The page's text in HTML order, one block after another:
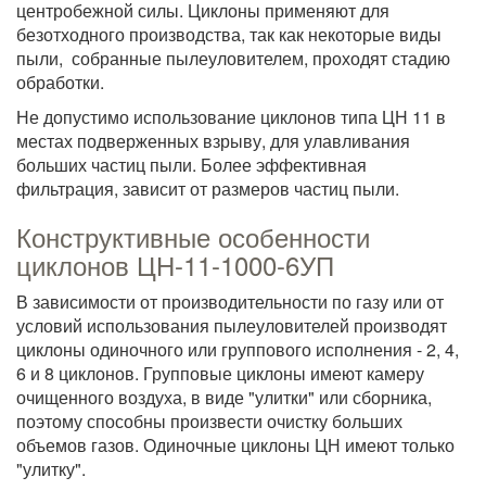
центробежной силы. Циклоны применяют для
безотходного производства, так как некоторые виды
пыли, собранные пылеуловителем, проходят стадию
обработки.
Не допустимо использование циклонов типа ЦН 11 в
местах подверженных взрыву, для улавливания
больших частиц пыли. Более эффективная
фильтрация, зависит от размеров частиц пыли.
Конструктивные особенности
циклонов ЦН-11-1000-6УП
В зависимости от производительности по газу или от
условий использования пылеуловителей производят
циклоны одиночного или группового исполнения - 2, 4,
6 и 8 циклонов. Групповые циклоны имеют камеру
очищенного воздуха, в виде "улитки" или сборника,
поэтому способны произвести очистку больших
объемов газов. Одиночные циклоны ЦН имеют только
"улитку".